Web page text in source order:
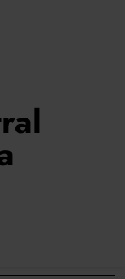
De Valencia